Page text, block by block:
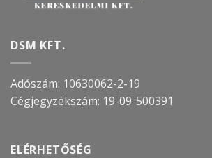
DSM KFT.
Adószám: 10630062-2-19
Cégjegyzékszám: 19-09-500391
ELÉRHETŐSÉG